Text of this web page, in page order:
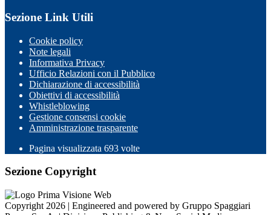
Sezione Link Utili
Cookie policy
Note legali
Informativa Privacy
Ufficio Relazioni con il Pubblico
Dichiarazione di accessibilità
Obiettivi di accessibilità
Whistleblowing
Gestione consensi cookie
Amministrazione trasparente
Pagina visualizzata 693 volte
Sezione Copyright
Copyright 2026 | Engineered and powered by Gruppo Spaggiari